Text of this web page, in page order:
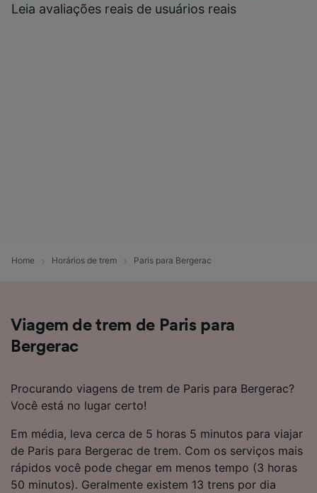
Leia avaliações reais de usuários reais
Home Horários de trem Paris para Bergerac
Viagem de trem de Paris para
Bergerac
Procurando viagens de trem de Paris para Bergerac?
Você está no lugar certo!
Em média, leva cerca de 5 horas 5 minutos para viajar
de Paris para Bergerac de trem. Com os serviços mais
rápidos você pode chegar em menos tempo (3 horas
50 minutos). Geralmente existem 13 trens por dia